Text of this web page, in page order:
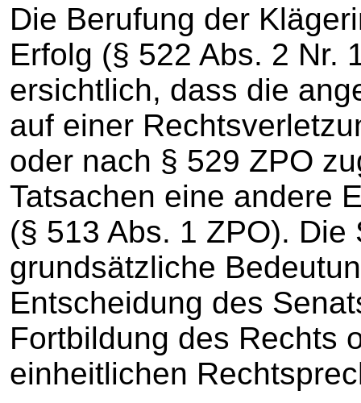
Die Berufung der
Erfolg (§ 522 Abs. 2 Nr.
ersichtlich, dass die
auf einer
oder nach § 529 ZPO
Tatsachen eine andere
(§ 513 Abs. 1 ZPO).
grundsätzliche
Entscheidung des
Fortbildung des Rechts
einheitlichen